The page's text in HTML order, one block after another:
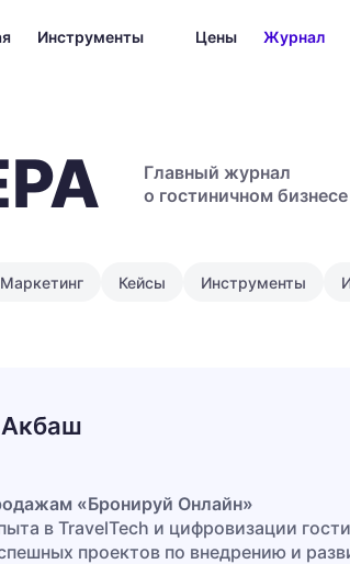
Инструменты Цены Журнал
Главный журнал
о гостиничном
Маркетинг Кейсы Инструменты
Акбаш
«Бронируй Онлайн»
в TravelTech и цифровизации
проектов по внедрению и